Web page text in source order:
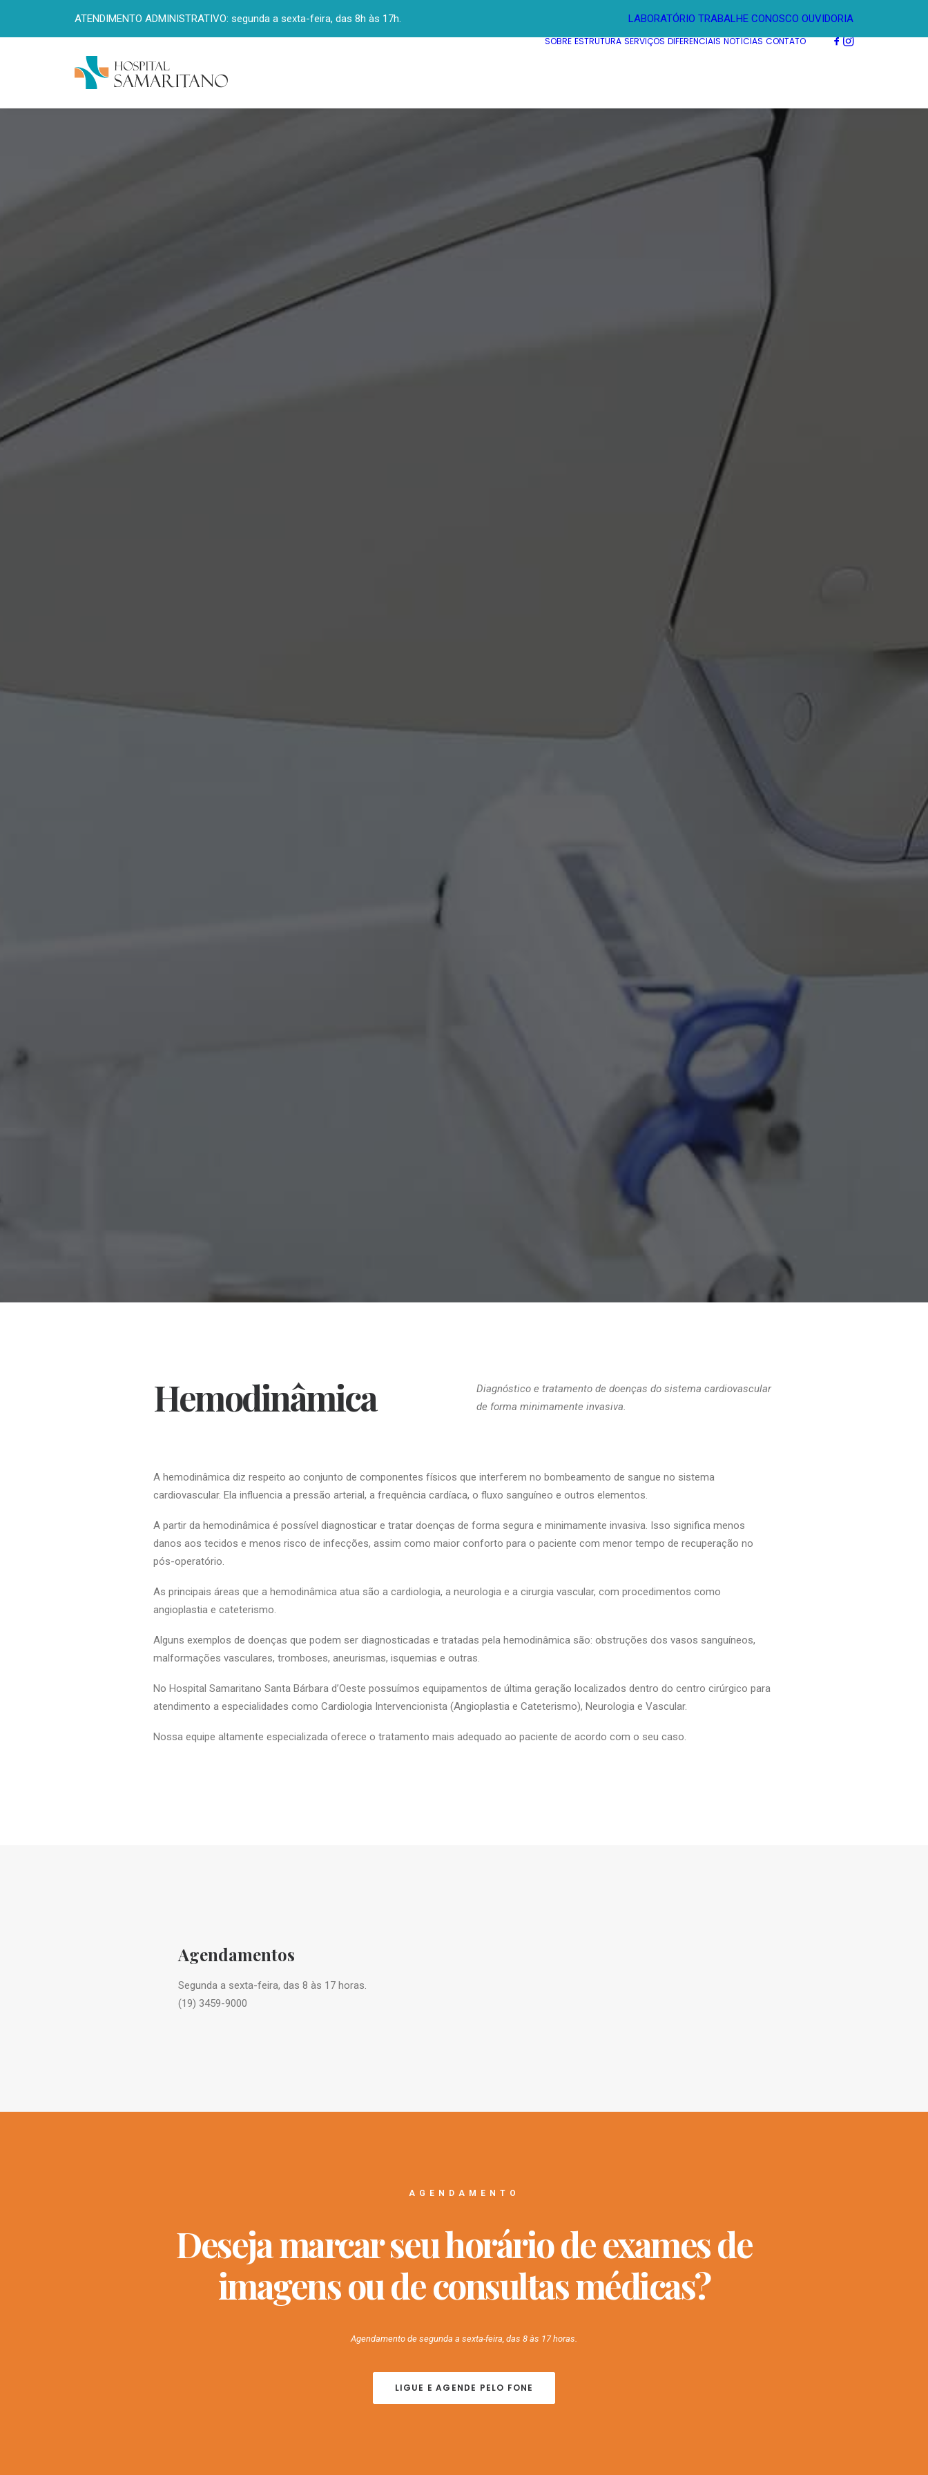
ATENDIMENTO ADMINISTRATIVO: segunda a sexta-feira, das 8h às 17h. LABORATÓRIO TRABALHE CONOSCO OUVIDORIA
SOBRE ESTRUTURA SERVIÇOS DIFERENCIAIS NOTÍCIAS CONTATO
Hemodinâmica
Diagnóstico e tratamento de doenças do sistema cardiovascular
de forma minimamente invasiva.
A hemodinâmica diz respeito ao conjunto de componentes físicos que interferem no bombeamento de sangue no sistema
cardiovascular. Ela influencia a pressão arterial, a frequência cardíaca, o fluxo sanguíneo e outros elementos.
A partir da hemodinâmica é possível diagnosticar e tratar doenças de forma segura e minimamente invasiva. Isso significa menos
danos aos tecidos e menos risco de infecções, assim como maior conforto para o paciente com menor tempo de recuperação no
pós-operatório.
As principais áreas que a hemodinâmica atua são a cardiologia, a neurologia e a cirurgia vascular, com procedimentos como
angioplastia e cateterismo.
Alguns exemplos de doenças que podem ser diagnosticadas e tratadas pela hemodinâmica são: obstruções dos vasos sanguíneos,
malformações vasculares, tromboses, aneurismas, isquemias e outras.
No Hospital Samaritano Santa Bárbara d’Oeste possuímos equipamentos de última geração localizados dentro do centro cirúrgico para
atendimento a especialidades como Cardiologia Intervencionista (Angioplastia e Cateterismo), Neurologia e Vascular.
Nossa equipe altamente especializada oferece o tratamento mais adequado ao paciente de acordo com o seu caso.
Agendamentos
Segunda a sexta-feira, das 8 às 17 horas.
(19) 3459-9000
AGENDAMENTO
Deseja marcar seu horário de exames de
imagens ou de consultas médicas?
Agendamento de segunda a sexta-feira, das 8 às 17 horas.
LIGUE E AGENDE PELO FONE